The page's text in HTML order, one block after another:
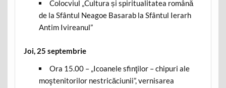
Colocviul „Cultura și spiritualitatea română
de la Sfântul Neagoe Basarab la Sfântul Ierarh
Antim Ivireanul”
Joi, 25 septembrie
Ora 15.00 – „Icoanele sfinţilor – chipuri ale
moştenitorilor nestricăciunii”, vernisarea